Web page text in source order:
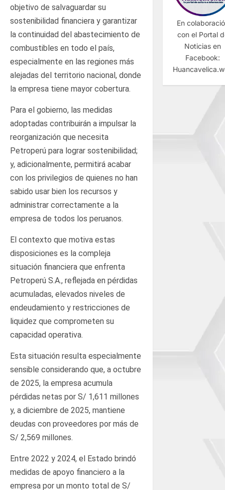
objetivo de salvaguardar su
sostenibilidad financiera y garantizar
la continuidad del abastecimiento de
combustibles en todo el país,
especialmente en las regiones más
alejadas del territorio nacional, donde
la empresa tiene mayor cobertura.
Para el gobierno, las medidas
adoptadas contribuirán a impulsar la
reorganización que necesita
Petroperú para lograr sostenibilidad;
y, adicionalmente, permitirá acabar
con los privilegios de quienes no han
sabido usar bien los recursos y
administrar correctamente a la
empresa de todos los peruanos.
El contexto que motiva estas
disposiciones es la compleja
situación financiera que enfrenta
Petroperú S.A., reflejada en pérdidas
acumuladas, elevados niveles de
endeudamiento y restricciones de
liquidez que comprometen su
capacidad operativa.
Esta situación resulta especialmente
sensible considerando que, a octubre
de 2025, la empresa acumula
pérdidas netas por S/ 1,611 millones
y, a diciembre de 2025, mantiene
deudas con proveedores por más de
S/ 2,569 millones.
Entre 2022 y 2024, el Estado brindó
medidas de apoyo financiero a la
empresa por un monto total de S/
En
con el Portal
Noticias en
Facebook: